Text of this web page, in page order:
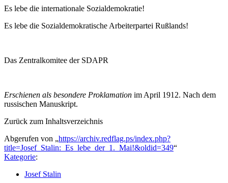
Es lebe die internationale Sozialdemokratie!
Es lebe die Sozialdemokratische Arbeiterpartei Rußlands!
Das Zentralkomitee der SDAPR
Erschienen als besondere Proklamation im April 1912. Nach dem
russischen Manuskript.
Zurück zum Inhaltsverzeichnis
Abgerufen von „https://archiv.redflag.ps/index.php?
title=Josef_Stalin:_Es_lebe_der_1._Mai!&oldid=349“
Kategorie:
Josef Stalin